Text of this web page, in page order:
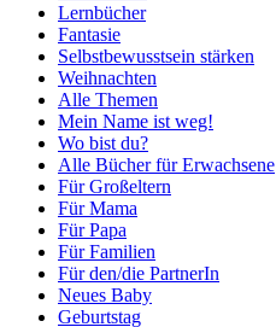
Lernbücher
Fantasie
Selbstbewusstsein stärken
Weihnachten
Alle Themen
Mein Name ist weg!
Wo bist du?
Alle Bücher für Erwachsene
Für Großeltern
Für Mama
Für Papa
Für Familien
Für den/die PartnerIn
Neues Baby
Geburtstag